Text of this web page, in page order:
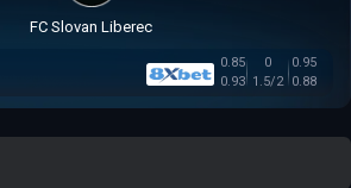
FC Slovan Liberec
0.85 0
0.95
0.93 1.5/2 0.88